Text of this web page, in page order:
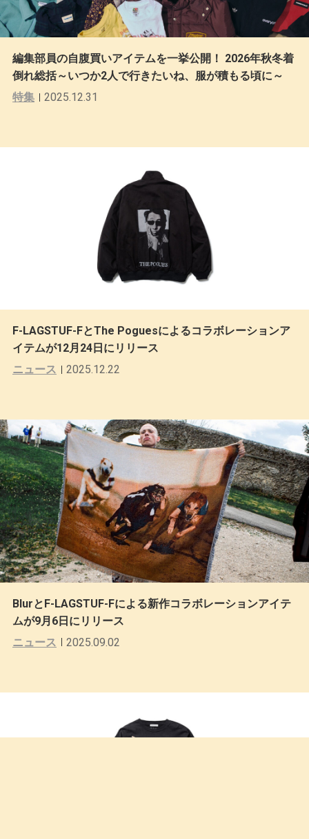
編集部員の自腹買いアイテムを一挙公開！ 2026年秋冬着
倒れ総括～いつか2人で行きたいね、服が積もる頃に～
特集
2025.12.31
F-LAGSTUF-FとThe Poguesによるコラボレーションア
イテムが12月24日にリリース
ニュース
2025.12.22
BlurとF-LAGSTUF-Fによる新作コラボレーションアイテ
ムが9月6日にリリース
ニュース
2025.09.02